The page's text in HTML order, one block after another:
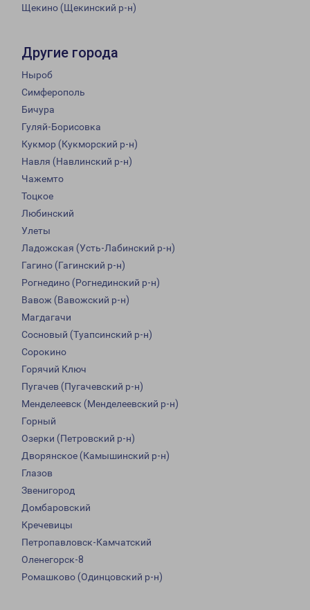
Щекино (Щекинский р-н)
Другие города
Ныроб
Симферополь
Бичура
Гуляй-Борисовка
Кукмор (Кукморский р-н)
Навля (Навлинский р-н)
Чажемто
Тоцкое
Любинский
Улеты
Ладожская (Усть-Лабинский р-н)
Гагино (Гагинский р-н)
Рогнедино (Рогнединский р-н)
Вавож (Вавожский р-н)
Магдагачи
Сосновый (Туапсинский р-н)
Сорокино
Горячий Ключ
Пугачев (Пугачевский р-н)
Менделеевск (Менделеевский р-н)
Горный
Озерки (Петровский р-н)
Дворянское (Камышинский р-н)
Глазов
Звенигород
Домбаровский
Кречевицы
Петропавловск-Камчатский
Оленегорск-8
Ромашково (Одинцовский р-н)